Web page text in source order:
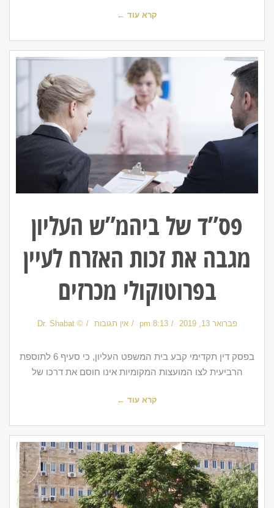
קרא עוד ←
פס”ד של ביהמ”ש העליון
מגבה את זכות האזרח לעיין
בפרוטוקולי מכרזים
פברואר 13, 2019 8:13 pm אין תגובות © Dr. Shabat
בפסק דין תקדימי קבע בית המשפט העליון, כי סעיף 6 לתוספת
הרביעית לצו המועצות המקומיות אינו חוסם את דרכו של
קרא עוד ←